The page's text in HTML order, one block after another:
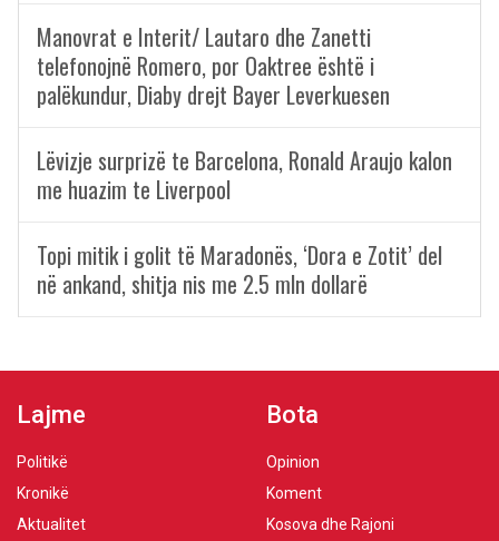
Manovrat e Interit/ Lautaro dhe Zanetti
telefonojnë Romero, por Oaktree është i
palëkundur, Diaby drejt Bayer Leverkuesen
Lëvizje surprizë te Barcelona, Ronald Araujo kalon
me huazim te Liverpool
Topi mitik i golit të Maradonës, ‘Dora e Zotit’ del
në ankand, shitja nis me 2.5 mln dollarë
Lajme
Politikë
Kronikë
Aktualitet
Bota
Opinion
Koment
Kosova dhe Rajoni